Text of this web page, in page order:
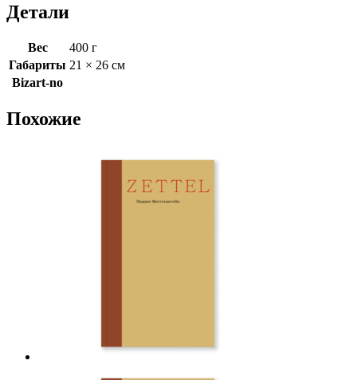
Детали
Вес
400 г
Габариты 21 × 26 см
Bizart-no
Похожие